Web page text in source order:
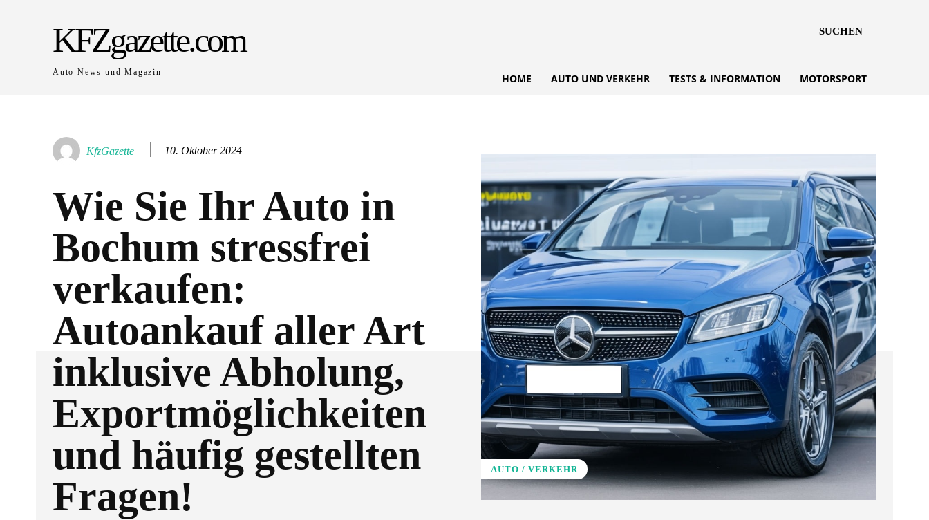
KFZgazette.com
Auto News und Magazin
SUCHEN
HOME AUTO UND VERKEHR TESTS & INFORMATION MOTORSPORT
KfzGazette 10. Oktober 2024
Wie Sie Ihr Auto in
Bochum stressfrei
verkaufen:
Autoankauf aller Art
inklusive Abholung,
Exportmöglichkeiten
und häufig gestellten
Fragen!
AUTO / VERKEHR